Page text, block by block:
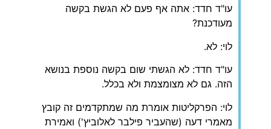
עו"ד חדד: אתה אף פעם לא הגשת בקשה
מעודכנת?
לוי: לא.
עו"ד חדד: לא הגשתי שום בקשה נוספת בנושא
הזה. גם לא מצומצמת ולא בכלל.
לוי: הפרקליטות אומרת מה שמתקדמים זה קובץ
מאמרי דעה (שהעביר פילבר לאלוביץ') ואמירת